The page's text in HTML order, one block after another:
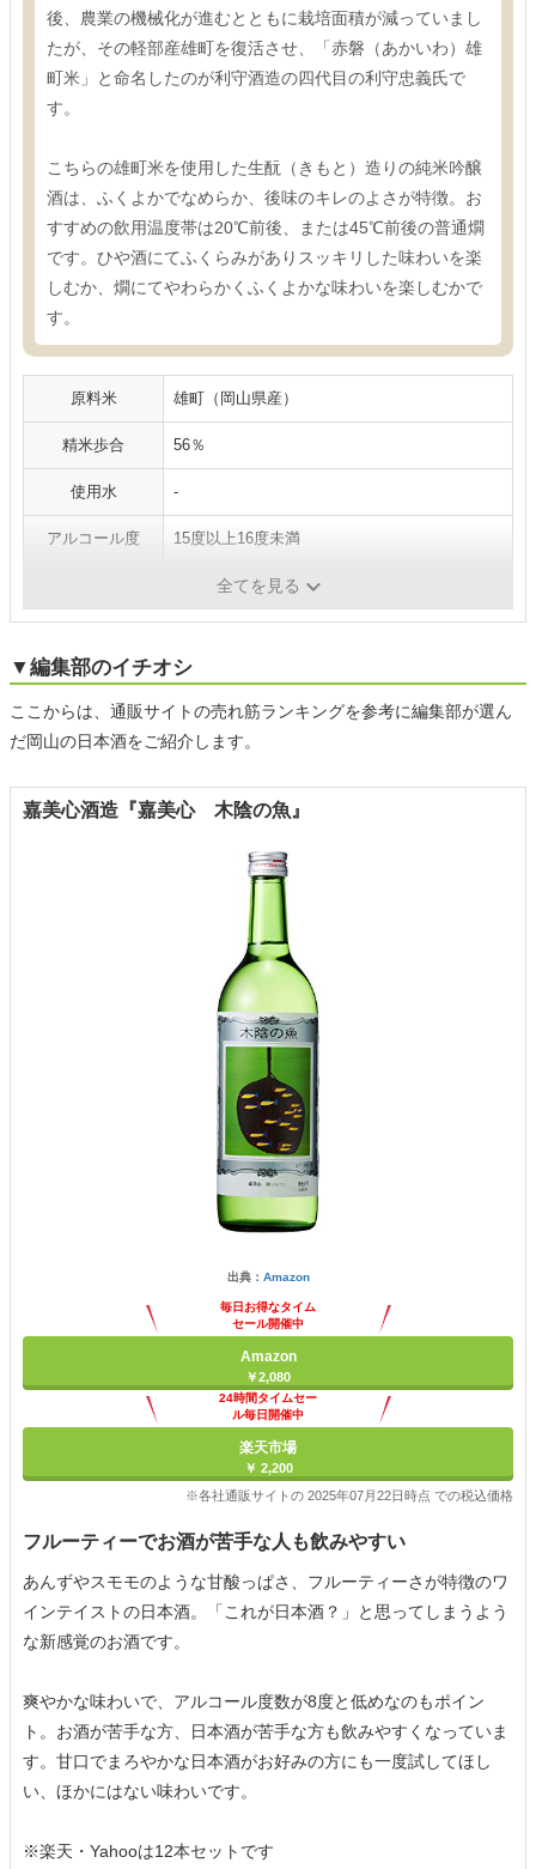
後、農業の機械化が進むとともに栽培面積が減っていまし
たが、その軽部産雄町を復活させ、「赤磐（あかいわ）雄
町米」と命名したのが利守酒造の四代目の利守忠義氏で
す。
こちらの雄町米を使用した生酛（きもと）造りの純米吟醸
酒は、ふくよかでなめらか、後味のキレのよさが特徴。お
すすめの飲用温度帯は20℃前後、または45℃前後の普通燗
です。ひや酒にてふくらみがありスッキリした味わいを楽
しむか、燗にてやわらかくふくよかな味わいを楽しむかで
す。
原料米 雄町（岡山県産）
精米歩合 56％
使用水 -
アルコール度 15度以上16度未満
720ml、1800ml
全てを見る
▼編集部のイチオシ
ここからは、通販サイトの売れ筋ランキングを参考に編集部が選ん
だ岡山の日本酒をご紹介します。
嘉美心酒造『嘉美心 木陰の魚』
出典： Amazon
毎日お得なタイム
セール開催中
Amazon
￥2,080
24時間タイムセー
ル毎日開催中
楽天市場
￥ 2,200
※各社通販サイトの 2025年07月22日時点 での税込価格
フルーティーでお酒が苦手な人も飲みやすい
あんずやスモモのような甘酸っぱさ、フルーティーさが特徴のワ
インテイストの日本酒。「これが日本酒？」と思ってしまうよう
な新感覚のお酒です。
爽やかな味わいで、アルコール度数が8度と低めなのもポイン
ト。お酒が苦手な方、日本酒が苦手な方も飲みやすくなっていま
す。甘口でまろやかな日本酒がお好みの方にも一度試してほし
い、ほかにはない味わいです。
※楽天・Yahooは12本セットです